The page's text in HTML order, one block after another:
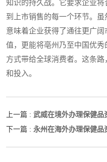
知识的持久战。它要求企业
到上市销售的每一个环节。
意味着企业获得了通往更广
值，更能将亳州乃至中国优
方式带给全球消费者。这条
和投入。
上一篇 : 武威在境外办理保健品
下一篇 : 永州在海外办理保健品